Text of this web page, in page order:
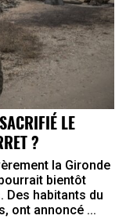
LE
?
la Gironde
bientôt
Des habitants du
ont annoncé ...